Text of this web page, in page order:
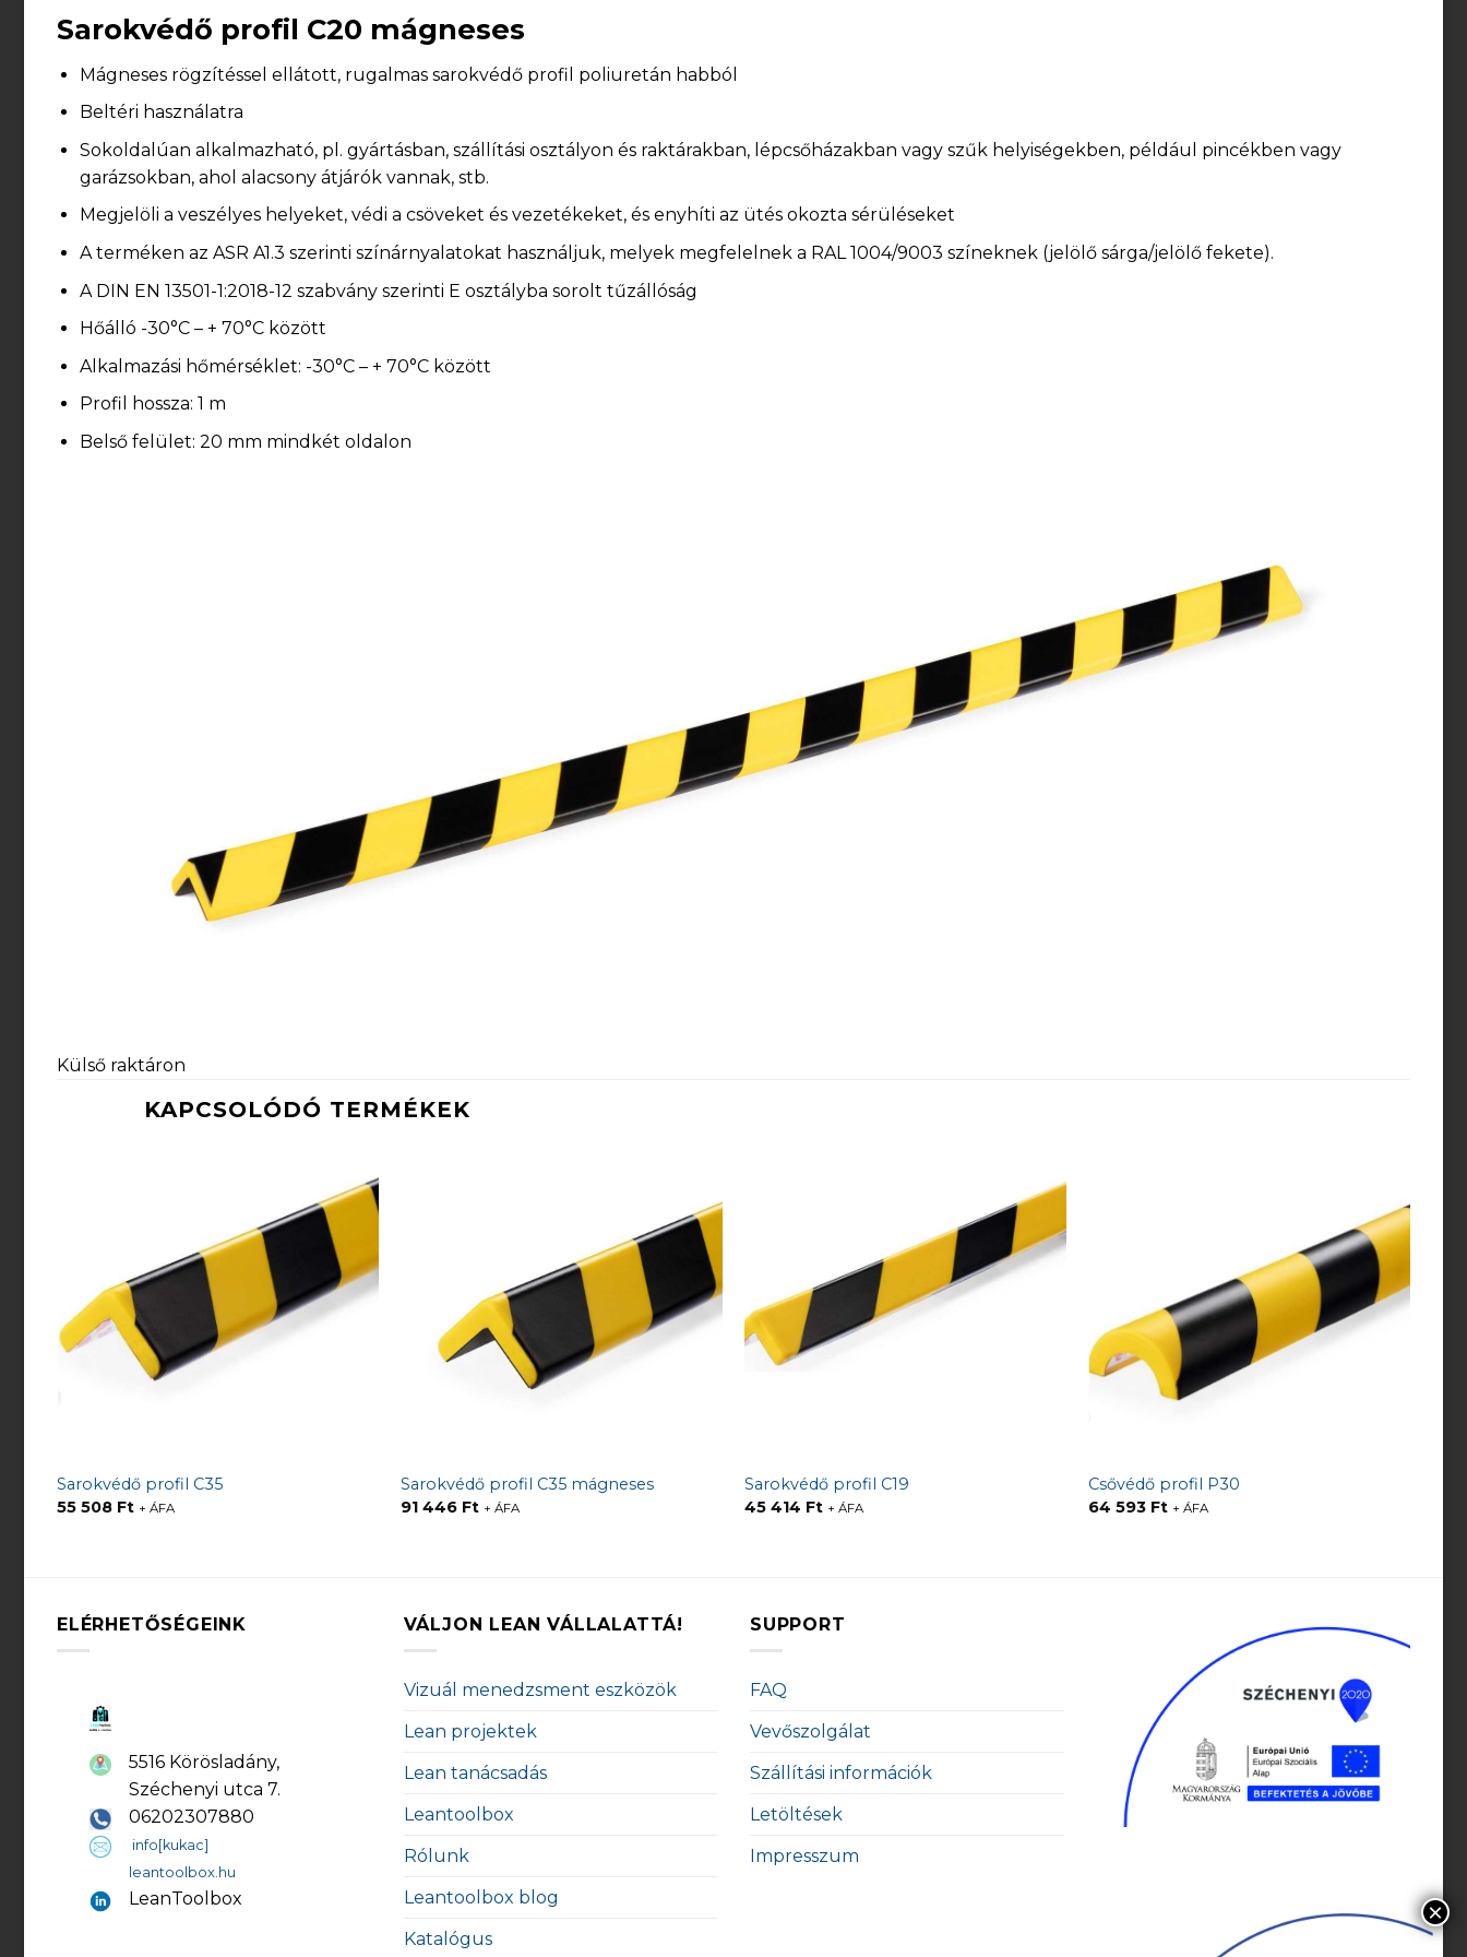
Sarokvédő profil C20 mágneses
Mágneses rögzítéssel ellátott, rugalmas sarokvédő profil poliuretán habból
Beltéri használatra
Sokoldalúan alkalmazható, pl. gyártásban, szállítási osztályon és raktárakban, lépcsőházakban vagy szűk helyiségekben, például pincékben vagy
garázsokban, ahol alacsony átjárók vannak, stb.
Megjelöli a veszélyes helyeket, védi a csöveket és vezetékeket, és enyhíti az ütés okozta sérüléseket
A terméken az ASR A1.3 szerinti színárnyalatokat használjuk, melyek megfelelnek a RAL 1004/9003 színeknek (jelölő sárga/jelölő fekete).
A DIN EN 13501-1:2018-12 szabvány szerinti E osztályba sorolt tűzállóság
Hőálló -30°C – + 70°C között
Alkalmazási hőmérséklet: -30°C – + 70°C között
Profil hossza: 1 m
Belső felület: 20 mm mindkét oldalon
Külső raktáron
KAPCSOLÓDÓ TERMÉKEK
Sarokvédő profil C35
55 508 Ft + ÁFA
Sarokvédő profil C35 mágneses
91 446 Ft + ÁFA
Sarokvédő profil C19
45 414 Ft + ÁFA
Csővédő profil P30
64 593 Ft + ÁFA
ELÉRHETŐSÉGEINK
5516 Körösladány,
Széchenyi utca 7.
06202307880
info[kukac]
leantoolbox.hu
LeanToolbox
VÁLJON LEAN VÁLLALATTÁ!
Vizuál menedzsment eszközök
Lean projektek
Lean tanácsadás
Leantoolbox
Rólunk
Leantoolbox blog
Katalógus
SUPPORT
FAQ
Vevőszolgálat
Szállítási információk
Letöltések
Impresszum